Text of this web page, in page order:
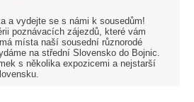
a vydejte se s námi k sousedům!
poznávacích zájezdů, které vám
místa naší sousední různorodé
na střední Slovensko do Bojnic.
s několika expozicemi a nejstarší